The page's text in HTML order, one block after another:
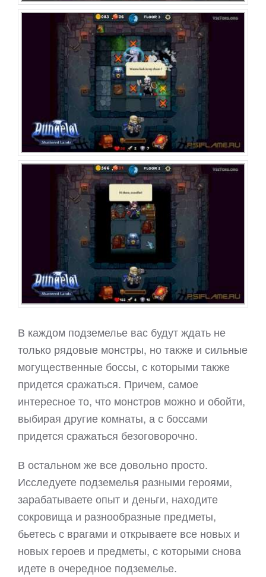
В каждом подземелье вас будут ждать не
только рядовые монстры, но также и сильные
могущественные боссы, с которыми также
придется сражаться. Причем, самое
интересное то, что монстров можно и обойти,
выбирая другие комнаты, а с боссами
придется сражаться безоговорочно.
В остальном же все довольно просто.
Исследуете подземелья разными героями,
зарабатываете опыт и деньги, находите
сокровища и разнообразные предметы,
бьетесь с врагами и открываете все новых и
новых героев и предметы, с которыми снова
идете в очередное подземелье.